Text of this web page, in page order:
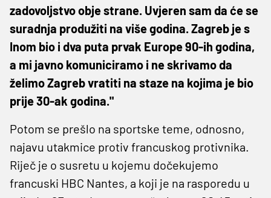
zadovoljstvo obje strane. Uvjeren sam da će se
suradnja produžiti na više godina. Zagreb je s
Inom bio i dva puta prvak Europe 90-ih godina,
a mi javno komuniciramo i ne skrivamo da
želimo Zagreb vratiti na staze na kojima je bio
prije 30-ak godina."
Potom se prešlo na sportske teme, odnosno,
najavu utakmice protiv francuskog protivnika.
Riječ je o susretu u kojemu dočekujemo
francuski HBC Nantes, a koji je na rasporedu u